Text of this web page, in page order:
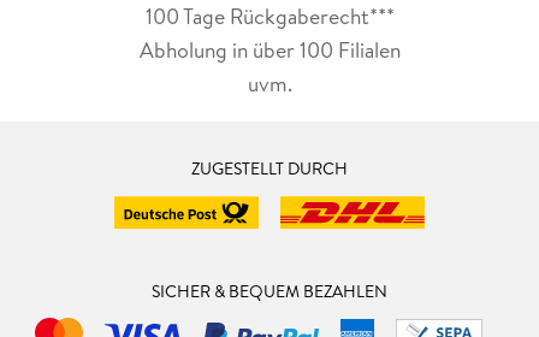
100 Tage Rückgaberecht***
Abholung in über 100 Filialen
uvm.
ZUGESTELLT DURCH
SICHER & BEQUEM BEZAHLEN